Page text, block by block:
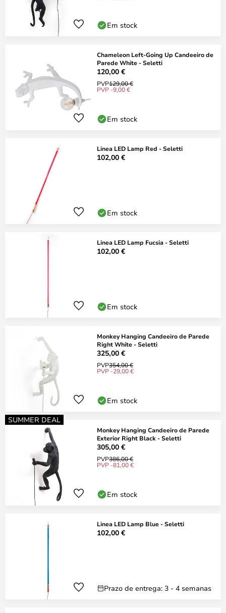
Em stock
Chameleon Left-Going Up Candeeiro de
Parede White - Seletti
120,00 €
PVP129,00 €
PVP -9,00 €
Em stock
Linea LED Lamp Red - Seletti
102,00 €
Em stock
Linea LED Lamp Fucsia - Seletti
102,00 €
Em stock
Monkey Hanging Candeeiro de Parede
Right White - Seletti
325,00 €
PVP354,00 €
PVP -29,00 €
Em stock
SUMMER DEAL
Monkey Hanging Candeeiro de Parede
Exterior Right Black - Seletti
305,00 €
PVP386,00 €
PVP -81,00 €
Em stock
Linea LED Lamp Blue - Seletti
102,00 €
Prazo de entrega: 3 - 4 semanas